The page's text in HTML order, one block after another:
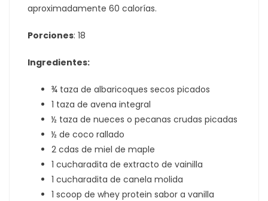
aproximadamente 60 calorías.
Porciones: 18
Ingredientes:
¾ taza de albaricoques secos picados
1 taza de avena integral
½ taza de nueces o pecanas crudas picadas
½ de coco rallado
2 cdas de miel de maple
1 cucharadita de extracto de vainilla
1 cucharadita de canela molida
1 scoop de whey protein sabor a vanilla